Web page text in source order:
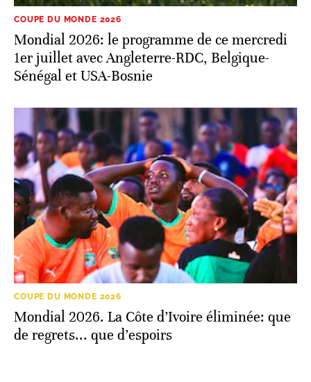
COUPE DU MONDE 2026
Mondial 2026: le programme de ce mercredi
1er juillet avec Angleterre-RDC, Belgique-
Sénégal et USA-Bosnie
COUPE DU MONDE 2026
Mondial 2026. La Côte d’Ivoire éliminée: que
de regrets... que d’espoirs